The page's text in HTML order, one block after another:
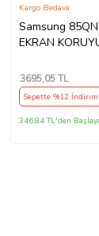
Samsung
EKRAN
Ekran Tv ekran
Kargo Bedava
3695,05 TL
Sepette %12 İndirim
346,84 TL'den